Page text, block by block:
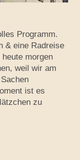
Programm.
& eine Radreise
morgen
weil wir am
ist es
zu